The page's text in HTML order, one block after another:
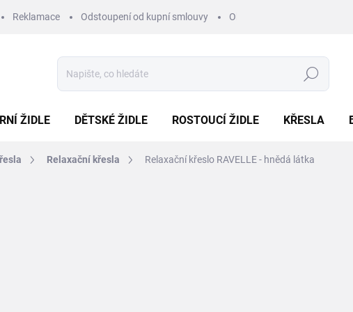
Reklamace Odstoupení od kupní smlouvy Obchodní podmínky
Hledat
ŽIDLE DĚTSKÉ ŽIDLE ROSTOUCÍ ŽIDLE KŘESLA
Relaxační křesla Relaxační křeslo RAVELLE - hnědá látka